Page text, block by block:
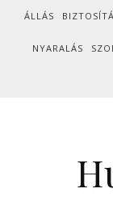
Skip to content
ÁLLÁS
NYARALÁS